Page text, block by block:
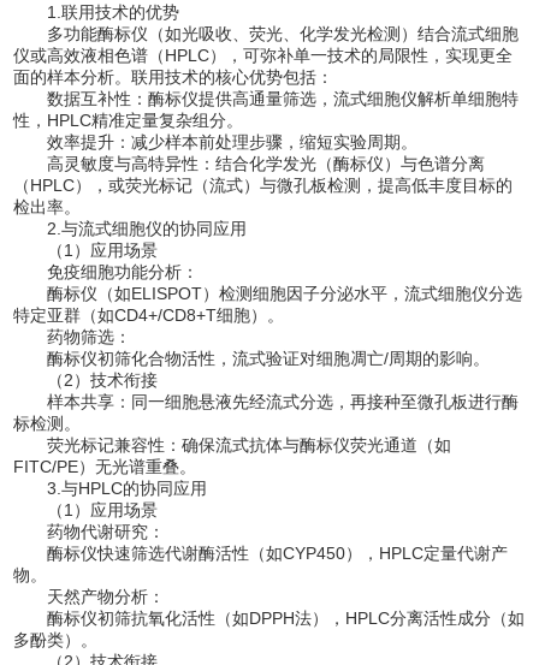
1.联用技术的优势
多功能酶标仪（如光吸收、荧光、化学发光检测）结合流式细胞
仪或高效液相色谱（HPLC），可弥补单一技术的局限性，实现更全
面的样本分析。联用技术的核心优势包括：
数据互补性：酶标仪提供高通量筛选，流式细胞仪解析单细胞特
性，HPLC精准定量复杂组分。
效率提升：减少样本前处理步骤，缩短实验周期。
高灵敏度与高特异性：结合化学发光（酶标仪）与色谱分离
（HPLC），或荧光标记（流式）与微孔板检测，提高低丰度目标的
检出率。
2.与流式细胞仪的协同应用
（1）应用场景
免疫细胞功能分析：
酶标仪（如ELISPOT）检测细胞因子分泌水平，流式细胞仪分选
特定亚群（如CD4+/CD8+T细胞）。
药物筛选：
酶标仪初筛化合物活性，流式验证对细胞凋亡/周期的影响。
（2）技术衔接
样本共享：同一细胞悬液先经流式分选，再接种至微孔板进行酶
标检测。
荧光标记兼容性：确保流式抗体与酶标仪荧光通道（如
FITC/PE）无光谱重叠。
3.与HPLC的协同应用
（1）应用场景
药物代谢研究：
酶标仪快速筛选代谢酶活性（如CYP450），HPLC定量代谢产
物。
天然产物分析：
酶标仪初筛抗氧化活性（如DPPH法），HPLC分离活性成分（如
多酚类）。
（2）技术衔接